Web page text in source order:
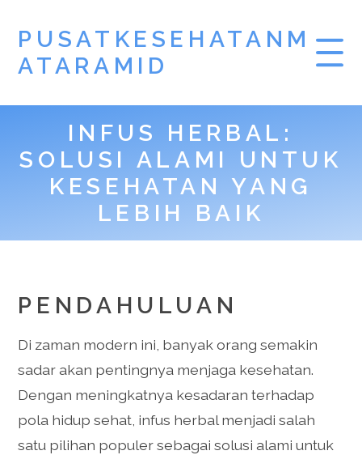
PUSATKESEHATANM
ATARAMID
INFUS HERBAL:
SOLUSI ALAMI UNTUK
KESEHATAN YANG
LEBIH BAIK
PENDAHULUAN
Di zaman modern ini, banyak orang semakin
sadar akan pentingnya menjaga kesehatan.
Dengan meningkatnya kesadaran terhadap
pola hidup sehat, infus herbal menjadi salah
satu pilihan populer sebagai solusi alami untuk